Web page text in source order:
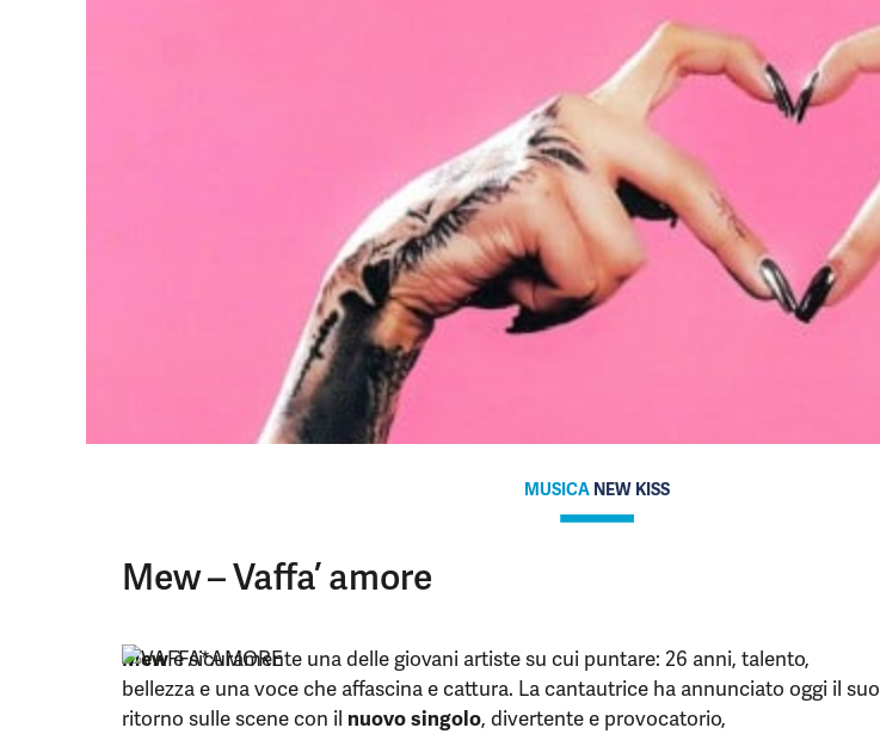
MUSICANEW KISS
Mew – Vaffa’ amore
Mewè sicuramente una delle giovani artiste su cui puntare: 26 anni, talento,
bellezza e una voce che affascina e cattura. La cantautrice ha annunciato oggi il suo
ritorno sulle scene con il nuovo singolo, divertente e provocatorio,